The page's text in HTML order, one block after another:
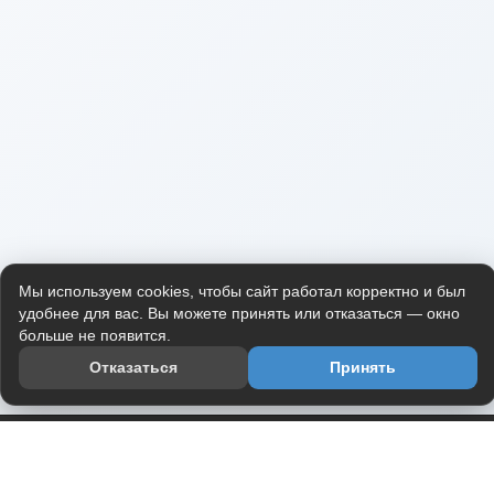
Мы используем cookies, чтобы сайт работал корректно и был
удобнее для вас. Вы можете принять или отказаться — окно
больше не появится.
Отказаться
Принять